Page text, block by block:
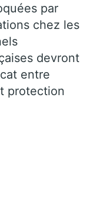
par
chez les
devront
entre
protection